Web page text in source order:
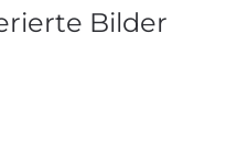
Bilder